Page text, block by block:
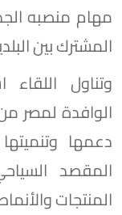
مهام منصبه
المشترك بين
وتناول
الوافدة لمصر
دعمها
المقصد
المنتجات